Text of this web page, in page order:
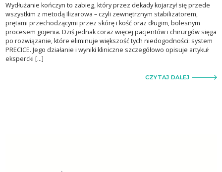
Wydłużanie kończyn to zabieg, który przez dekady kojarzył się przede
wszystkim z metodą Ilizarowa – czyli zewnętrznym stabilizatorem,
prętami przechodzącymi przez skórę i kość oraz długim, bolesnym
procesem gojenia. Dziś jednak coraz więcej pacjentów i chirurgów sięga
po rozwiązanie, które eliminuje większość tych niedogodności: system
PRECICE. Jego działanie i wyniki kliniczne szczegółowo opisuje artykuł
ekspercki […]
CZYTAJ DALEJ